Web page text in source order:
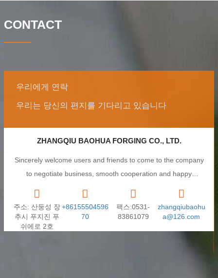
CONTACT
우리에게 연락
우리는 당신의 편지를 기다리고 있습니다
ZHANGQIU BAOHUA FORGING CO., LTD.
Sincerely welcome users and friends to come to the company
to negotiate business, smooth cooperation and happy
주소: 산둥성 장
추시 푸지진 푸
쉬에로 2호
+86155504596
70
팩스:0531-
83861079
zhangqiubaohu
a@126.com